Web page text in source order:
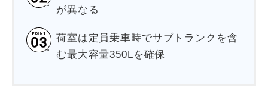
が異なる
荷室は定員乗車時でサブトランクを含
む最大容量350Lを確保